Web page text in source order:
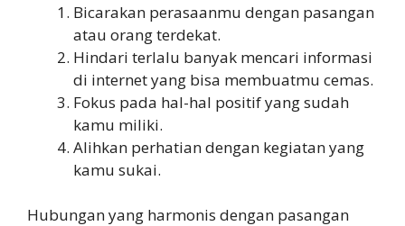
Bicarakan perasaanmu dengan pasangan
atau orang terdekat.
Hindari terlalu banyak mencari informasi
di internet yang bisa membuatmu cemas.
Fokus pada hal-hal positif yang sudah
kamu miliki.
Alihkan perhatian dengan kegiatan yang
kamu sukai.
Hubungan yang harmonis dengan pasangan